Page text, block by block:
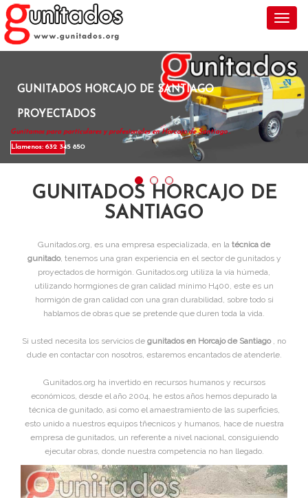
GUNITADOS HORCAJO DE SANTIAGO
PROYECTADOS
Gunitamos para particulares y profesionales en Horcajo de Santiago .
Llamenos: 632 345 850
GUNITADOS HORCAJO DE
SANTIAGO
Gunitados.org, es una empresa especializada, en la técnica de
gunitado, tenemos una gran experiencia en el sector de gunitados y
proyectados de hormigón. Gunitados.org utiliza la vía húmeda,
utilizando hormgiones de gran calidad mínimo H400, este es un
hormigón de gran calidad con una gran durabilidad, sobre todo si
hablamos de obras que se pretende que duren toda la vida.
Si usted necesita los servicios de gunitados en Horcajo de Santiago , no
dude en contactar con nosotros, estaremos encantados de atenderle.
Gunitados.org ha invertido en recursos humanos y recursos
económicos, desde el año 2004, he estos años hemos depurado la
técnica de gunitado, asi como el amaestramiento de las superficies,
esto unido a nuestros equipos tñecnicos y humanos, hace de nuestra
empresa de gunitados, un referente a nivel nacional, consiguiendo
ejecutar obras, donde nuestra competencia no han llegado.